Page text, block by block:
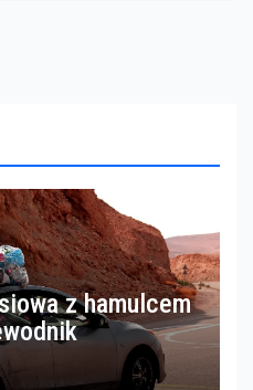
z hamulcem